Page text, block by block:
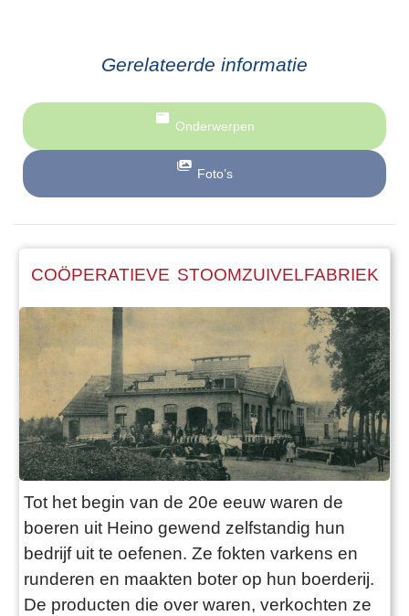
Gerelateerde informatie
Onderwerpen
Foto’s
COÖPERATIEVE STOOMZUIVELFABRIEK
Tot het begin van de 20e eeuw waren de
boeren uit Heino gewend zelfstandig hun
bedrijf uit te oefenen. Ze fokten varkens en
runderen en maakten boter op hun boerderij.
De producten die over waren, verkochten ze